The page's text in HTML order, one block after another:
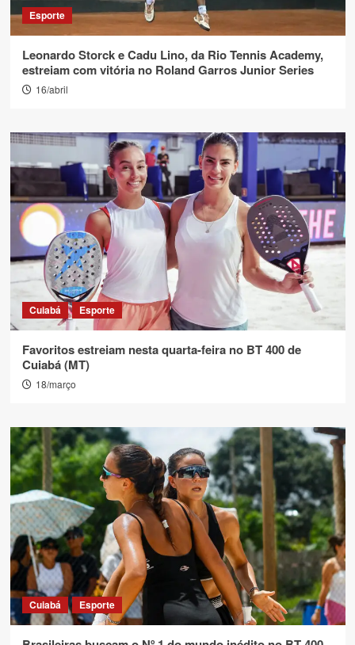
Esporte
Leonardo Storck e Cadu Lino, da Rio Tennis Academy,
estreiam com vitória no Roland Garros Junior Series
16/abril
Cuiabá Esporte
Favoritos estreiam nesta quarta-feira no BT 400 de
Cuiabá (MT)
18/março
Cuiabá Esporte